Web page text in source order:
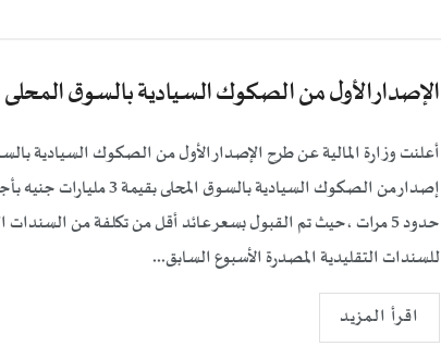
الإصدار الأول من الصكوك السيادية بالسوق المحلى فى (04/11/
للسندات التقليدية المصدرة الأسبوع السابق...
اقرأ المزيد